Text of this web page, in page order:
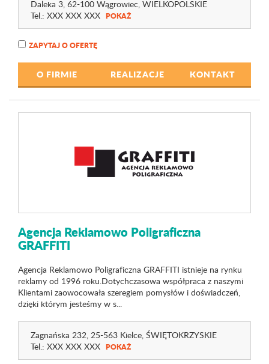
Daleka 3, 62-100 Wągrowiec, WIELKOPOLSKIE
Tel.: XXX XXX XXX POKAŻ
ZAPYTAJ O OFERTĘ
O FIRMIE REALIZACJE KONTAKT
Agencja Reklamowo Poligraficzna
GRAFFITI
Agencja Reklamowo Poligraficzna GRAFFITI istnieje na rynku
reklamy od 1996 roku.Dotychczasowa współpraca z naszymi
Klientami zaowocowała szeregiem pomysłów i doświadczeń,
dzięki którym jesteśmy w s...
Zagnańska 232, 25-563 Kielce, ŚWIĘTOKRZYSKIE
Tel.: XXX XXX XXX POKAŻ